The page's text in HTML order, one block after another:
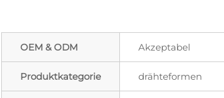
OEM & ODM Akzeptabel
Produktkategorie drähteformen